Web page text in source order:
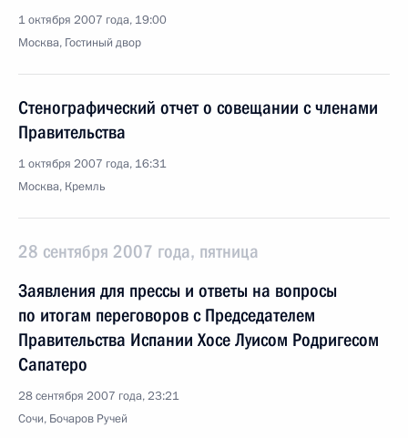
1 октября 2007 года, 19:00
Москва, Гостиный двор
Стенографический отчет о совещании с членами
Правительства
1 октября 2007 года, 16:31
Москва, Кремль
28 сентября 2007 года, пятница
Заявления для прессы и ответы на вопросы
по итогам переговоров с Председателем
Правительства Испании Хосе Луисом Родригесом
Сапатеро
28 сентября 2007 года, 23:21
Сочи, Бочаров Ручей